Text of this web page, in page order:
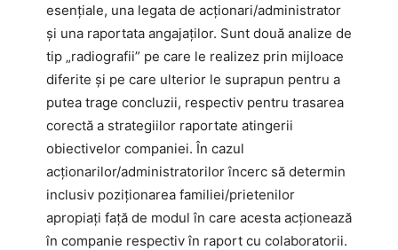
esențiale, una legata de acționari/administrator
și una raportata angajaților. Sunt două analize de
tip „radiografii” pe care le realizez prin mijloace
diferite și pe care ulterior le suprapun pentru a
putea trage concluzii, respectiv pentru trasarea
corectă a strategiilor raportate atingerii
obiectivelor companiei. În cazul
acționarilor/administratorilor încerc să determin
inclusiv poziționarea familiei/prietenilor
apropiați față de modul în care acesta acționează
în companie respectiv în raport cu colaboratorii.